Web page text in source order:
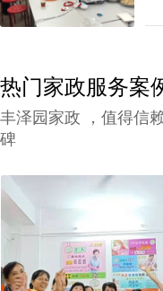
番
热门家政服务案
丰泽园家政 ，值得信
碑